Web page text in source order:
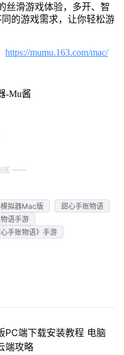
丝滑游戏体验，多开、智
的游戏需求，让你轻松游
https://mumu.163.com/mac/
-Mu酱
底
拟器Mac版
甜心手账物语
语手游
心手账物语》手游
PC端下载安装教程 电脑
端攻略